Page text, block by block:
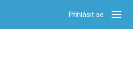
Přihlásit se